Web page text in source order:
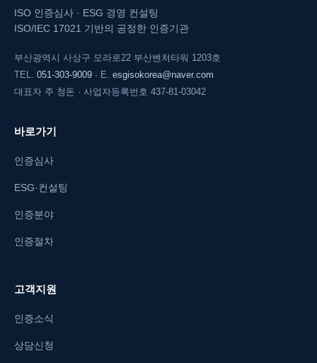
ISO 인증심사 · ESG 경영 컨설팅
ISO/IEC 17021 기반의 공정한 인증기관
부산광역시 사상구 모라로22 부산벤처타워 1203호
TEL. 051-303-9009 · E. esgisokorea@naver.com
대표자 주 청돈 · 사업자등록번호 437-81-03042
바로가기
인증심사
ESG·컨설팅
인증분야
인증절차
고객지원
인증소식
상담신청